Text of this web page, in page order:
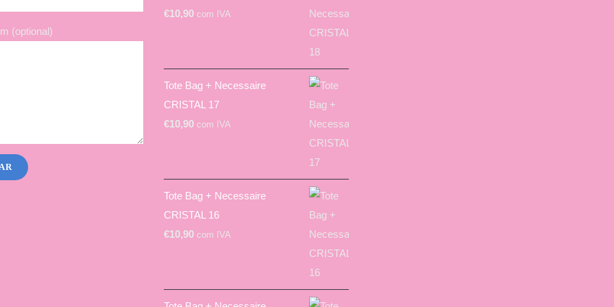
(optional)
€10,90 com IVA
Tote Bag + Necessaire
CRISTAL 17
€10,90 com IVA
Tote Bag + Necessaire
CRISTAL 16
€10,90 com IVA